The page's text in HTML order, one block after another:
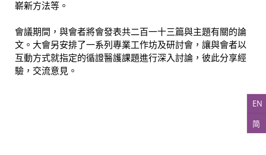
EN
简
嶄新方法等。
會議期間，與會者將會發表共二百一十三篇與主題有關的論
文。大會另安排了一系列專業工作坊及研討會，讓與會者以
互動方式就指定的循證醫護課題進行深入討論，彼此分享經
驗，交流意見。